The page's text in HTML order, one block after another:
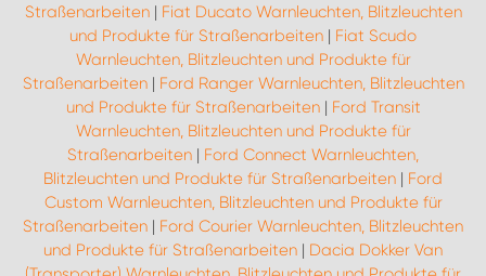
Straßenarbeiten| Fiat Ducato Warnleuchten, Blitzleuchten
und Produkte für Straßenarbeiten | Fiat Scudo
Warnleuchten, Blitzleuchten und Produkte für
Straßenarbeiten| Ford Ranger Warnleuchten, Blitzleuchten
und Produkte für Straßenarbeiten| Ford Transit
Warnleuchten, Blitzleuchten und Produkte für
Straßenarbeiten | Ford Connect Warnleuchten,
Blitzleuchten und Produkte für Straßenarbeiten | Ford
Custom Warnleuchten, Blitzleuchten und Produkte für
Straßenarbeiten | Ford Courier Warnleuchten, Blitzleuchten
und Produkte für Straßenarbeiten | Dacia Dokker Van